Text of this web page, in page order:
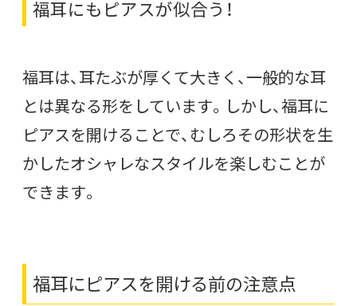
福耳にもピアスが似合う！
福耳は、耳たぶが厚くて大きく、一般的な耳
とは異なる形をしています。しかし、福耳に
ピアスを開けることで、むしろその形状を生
かしたオシャレなスタイルを楽しむことが
できます。
福耳にピアスを開ける前の注意点